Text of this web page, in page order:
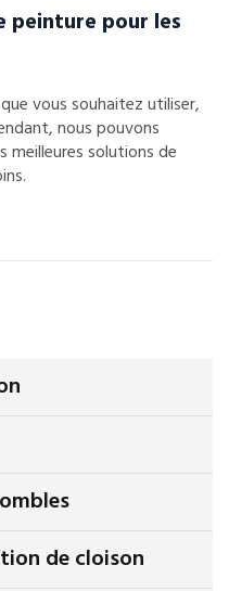
peinture pour les
vous souhaitez utiliser,
nous pouvons
meilleures solutions de
de cloison